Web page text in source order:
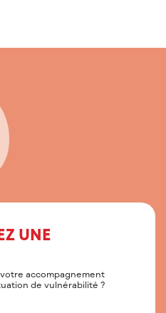
UNE
accompagnement
de vulnérabilité ?